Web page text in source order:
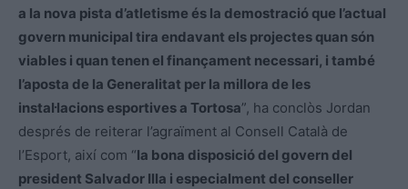
a la nova pista d’atletisme és la demostració que l’actual
govern municipal tira endavant els projectes quan són
viables i quan tenen el finançament necessari, i també
l’aposta de la Generalitat per la millora de les
instal·lacions esportives a Tortosa”, ha conclòs Jordan
després de reiterar l’agraïment al Consell Català de
l’Esport, així com “la bona disposició del govern del
president Salvador Illa i especialment del conseller